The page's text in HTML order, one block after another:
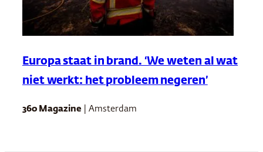
Europa staat in brand. ‘We weten al wat
niet werkt: het probleem negeren’
360 Magazine | Amsterdam